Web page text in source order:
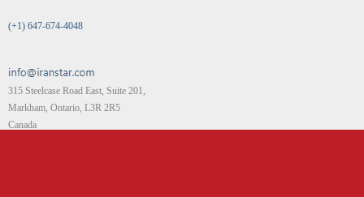
(+1) 647-674-4048
315 Steelcase Road East, Suite 201,
Markham, Ontario, L3R 2R5
Canada